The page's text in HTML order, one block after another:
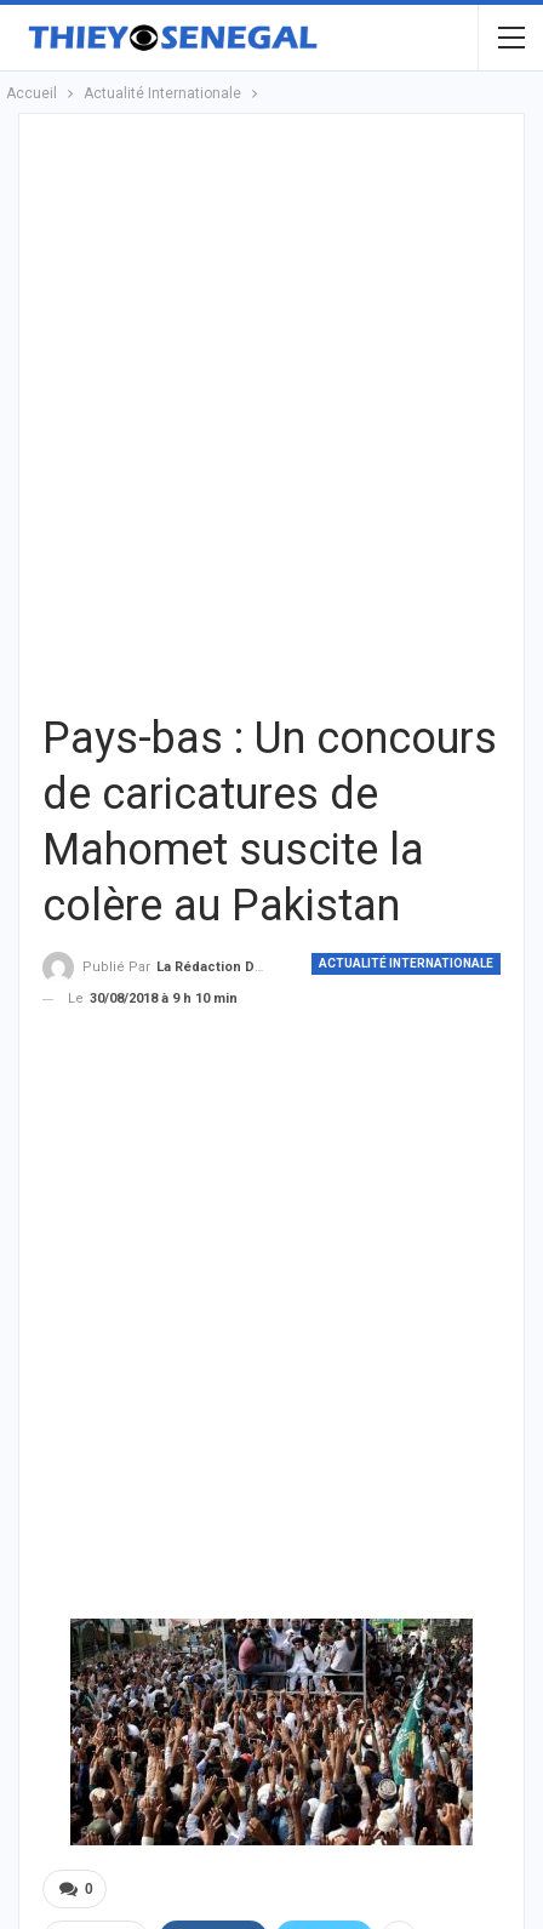
Accueil Actualité Internationale
Pays-bas : Un concours
de caricatures de
Mahomet suscite la
colère au Pakistan
ACTUALITÉ INTERNATIONALE
Publié Par La Rédaction De THIEYSENEGAL.com
Le 30/08/2018 à 9 h 10 min
0